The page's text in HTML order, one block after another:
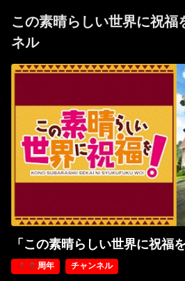
この素晴らしい世界に祝福
ネル
「この素晴らしい世界に祝福
10周年 チャンネル